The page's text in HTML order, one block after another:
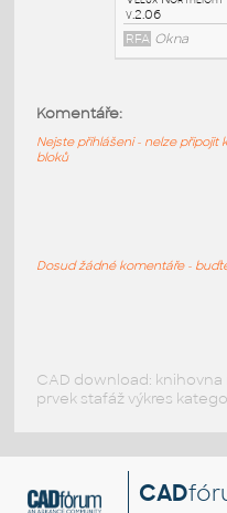
RFA
Velux
v.2.06
Komentáře:
Nejste přihlášeni - nelze připojit
bloků
Dosud žádné komentáře -
CAD download:
prvek stafáž výkres
CAD